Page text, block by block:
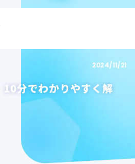
2024/11/21
分でわかりやすく解